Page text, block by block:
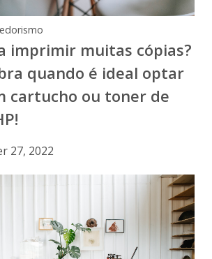
imprimir muitas cópias?
quando é ideal optar
cartucho ou toner de
27, 2022